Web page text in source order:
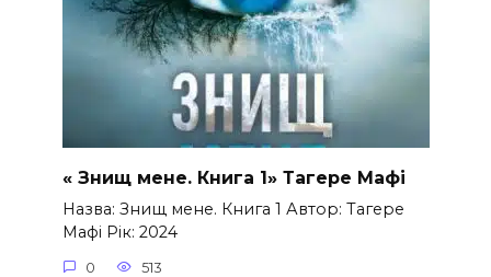
« Знищ мене. Книга 1» Тагере Мафі
Назва: Знищ мене. Книга 1 Автор: Тагере
Мафі Рік: 2024
0 513